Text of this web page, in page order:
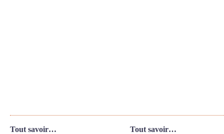
Tout savoir… Tout savoir…